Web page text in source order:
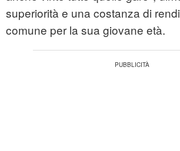
superiorità e una costanza di
comune per la sua giovane età.